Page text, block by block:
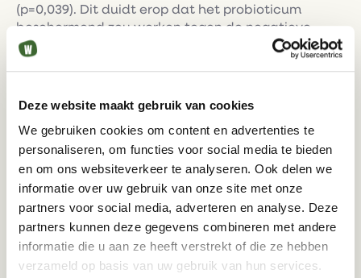
Deze website maakt gebruik van cookies
We gebruiken cookies om content en advertenties te
personaliseren, om functies voor social media te bieden
en om ons websiteverkeer te analyseren. Ook delen we
informatie over uw gebruik van onze site met onze
partners voor social media, adverteren en analyse. Deze
partners kunnen deze gegevens combineren met andere
informatie die u aan ze heeft verstrekt of die ze hebben
verzameld op basis van uw gebruik van hun services.
(p=0,039). Dit duidt erop dat het probioticum
beschermend zou werken tegen de negatieve
effecten van stress. Dit nieuwe onderzoek toont
dat Ecologic® BARRIER mogelijk ingezet kan worden
aan een depressie die (deels) veroorzaakt wordt
REFERENTIES
1. Papalini, S., Michels, F., Kohn, N., Wegman, J., van
Hemert, S., Roelofs, K., ... & Aarts, E. (2019). Stress
matters: Randomized controlled trial on the effect
of probiotics on neurocognition. Neurobiology of
stress, 10, 100141.